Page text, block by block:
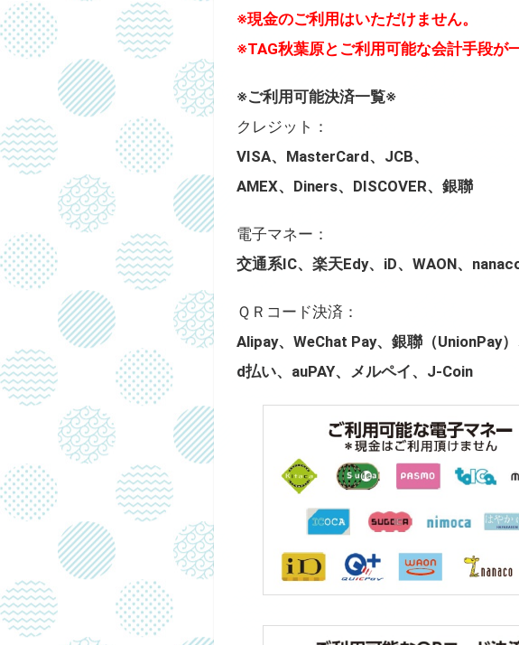
※現金のご利用はいただけません。
※TAG秋葉原とご利用可能な会計手段が
※ご利用可能決済一覧※
クレジット：
VISA、MasterCard、JCB、
AMEX、Diners、DISCOVER、銀聯
電子マネー：
交通系IC、楽天Edy、iD、WAON、nanaco
ＱＲコード決済：
Alipay、WeChat Pay、銀聯（UnionPay）
d払い、auPAY、メルペイ、J-Coin